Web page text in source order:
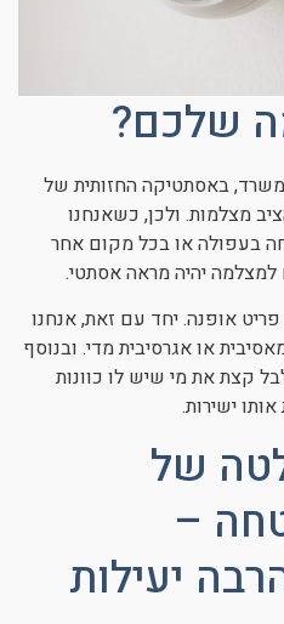
שלכם?
באסתטיקה החזותית של
מצלמות. ולכן, כשאנחנו
בעפולה או בכל מקום אחר
למצלמה יהיה מראה אסתטי.
אופנה. יחד עם זאת, אנחנו
או אגרסיבית מדי. ובנוסף
קצת את מי שיש לו כוונות
ישירות.
של
–
יעילות